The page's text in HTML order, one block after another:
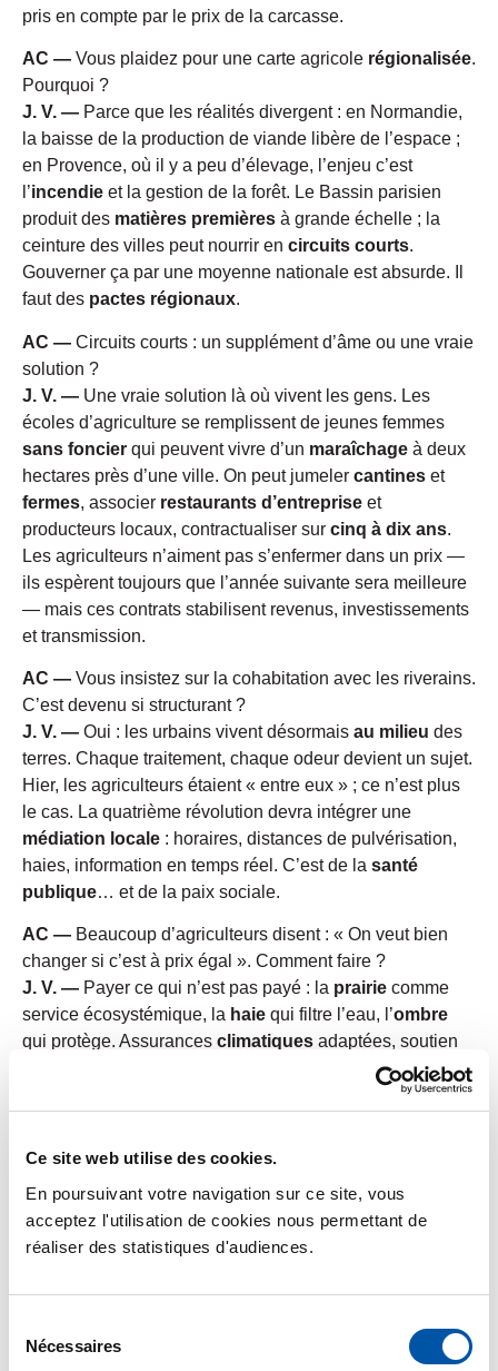
Ce site web utilise des cookies.
En poursuivant votre navigation sur ce site, vous
acceptez l'utilisation de cookies nous permettant de
réaliser des statistiques d'audiences.
Nécessaires
pris en compte par le prix de la carcasse.
AC — Vous plaidez pour une carte agricole régionalisée.
Pourquoi ?
J. V. — Parce que les réalités divergent : en Normandie,
la baisse de la production de viande libère de l’espace ;
en Provence, où il y a peu d’élevage, l’enjeu c’est
l’incendie et la gestion de la forêt. Le Bassin parisien
produit des matières premières à grande échelle ; la
ceinture des villes peut nourrir en circuits courts.
Gouverner ça par une moyenne nationale est absurde. Il
faut des pactes régionaux.
AC — Circuits courts : un supplément d’âme ou une vraie
solution ?
J. V. — Une vraie solution là où vivent les gens. Les
écoles d’agriculture se remplissent de jeunes femmes
sans foncier qui peuvent vivre d’un maraîchage à deux
hectares près d’une ville. On peut jumeler cantines et
fermes, associer restaurants d’entreprise et
producteurs locaux, contractualiser sur cinq à dix ans.
Les agriculteurs n’aiment pas s’enfermer dans un prix —
ils espèrent toujours que l’année suivante sera meilleure
— mais ces contrats stabilisent revenus, investissements
et transmission.
AC — Vous insistez sur la cohabitation avec les riverains.
C’est devenu si structurant ?
J. V. — Oui : les urbains vivent désormais au milieu des
terres. Chaque traitement, chaque odeur devient un sujet.
Hier, les agriculteurs étaient « entre eux » ; ce n’est plus
le cas. La quatrième révolution devra intégrer une
médiation locale : horaires, distances de pulvérisation,
haies, information en temps réel. C’est de la santé
publique… et de la paix sociale.
AC — Beaucoup d’agriculteurs disent : « On veut bien
changer si c’est à prix égal ». Comment faire ?
J. V. — Payer ce qui n’est pas payé : la prairie comme
service écosystémique, la haie qui filtre l’eau, l’ombre
qui protège. Assurances climatiques adaptées, soutien
, investissements
(panneaux sur toitures, méthanisation
avec restauration collective et grandes entreprises. Ce
AC —Qui doit porter cette révolution : Bruxelles, Paris,
ou les régions ?
fixe le cadre, l’État finance et arbitre, larégionorganise
. Arrêtons la moyenne nationale qui
écrase tout.